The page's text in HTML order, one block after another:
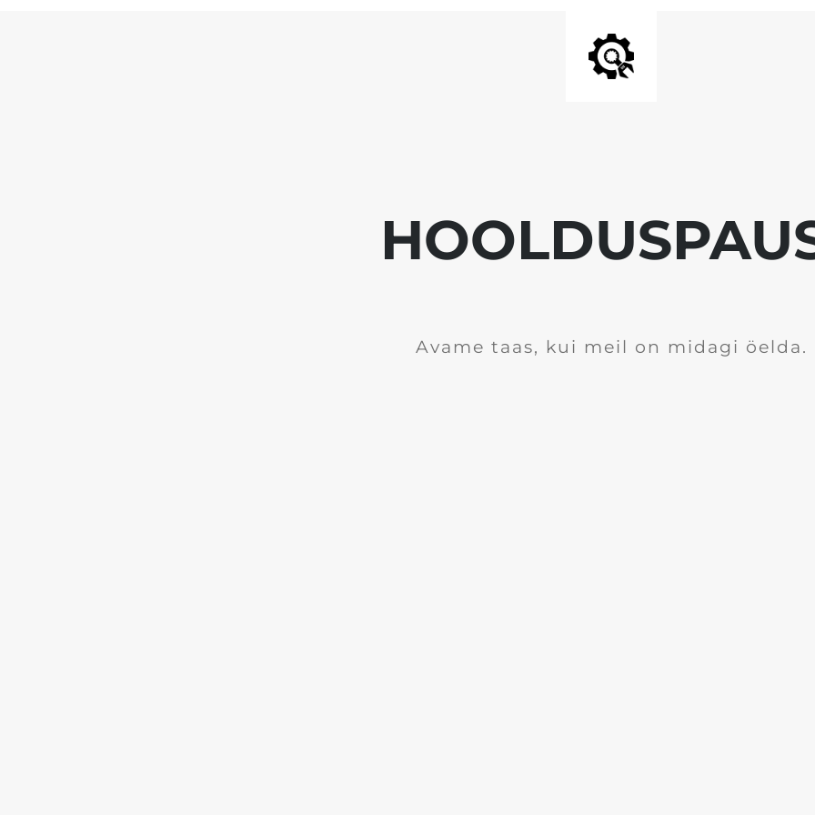
Avame taas, kui meil on midagi öelda.